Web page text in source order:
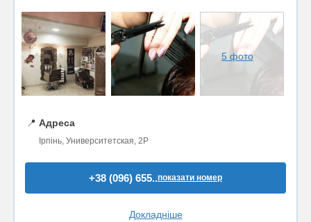
5 фото
📍 Адреса
Ірпінь, Университетская, 2Р
+38 (096) 655..показати номер
Докладніше